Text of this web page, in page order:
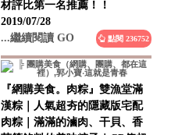
2019/07/28
...繼續閱讀 GO
點閱 236752
『網購美食。肉粽』雙漁堂滿
漢粽｜人氣超夯的隱藏版宅配
肉粽｜滿滿的滷肉、干貝、香